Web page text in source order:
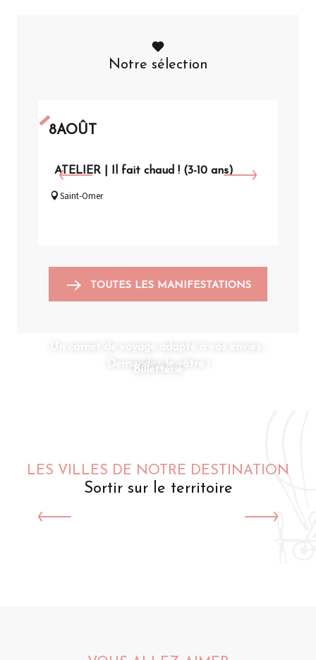
Notre sélection
8AOÛT
ATELIER | Il fait chaud ! (3-10 ans)
Saint-Omer
TOUTES LES MANIFESTATIONS
Un carnet de voyage adapté à vos envies :
Demandez le vôtre !
Billetterie
LES VILLES DE NOTRE DESTINATION
Sortir sur le territoire